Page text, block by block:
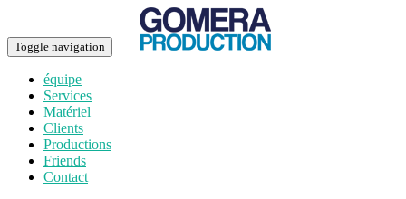
Toggle navigation
équipe
Services
Matériel
Clients
Productions
Friends
Contact